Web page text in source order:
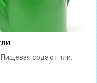
сода от тли: